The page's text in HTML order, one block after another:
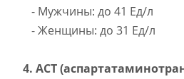
- Мужчины: до 41 Ед/л
- Женщины: до 31 Ед/л
4. АСТ